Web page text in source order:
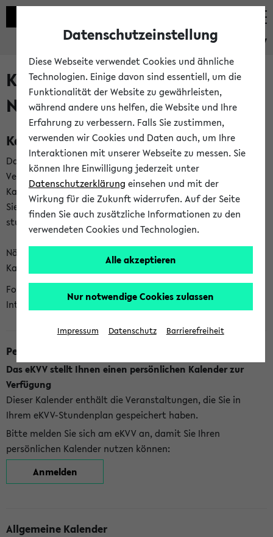
eKVV
Kalenderintegration und
Newsfeeds
Kalenderintegration
Das eKVV bietet Ihnen die Möglichkeit,
Veranstaltungstermine in eine Vielzahl von
Kalenderanwendungen einzubinden. Auf diese Weise können
Sie einen gemeinsamen Überblick über Ihre privaten und
studienbezogenen Termine erhalten.
Näheres zu Vorteilen und Funktionsweise der
Kalenderintegration können Sie auf unserer
Folgende Kalender bietet Ihnen das eKVV derzeit zur
Integration an:
Persönlicher Kalender
Das eKVV stellt Ihnen einen persönlichen Kalender zur
Verfügung
Dieser Kalender enthält die Veranstaltungen, die Sie in
Ihrem eKVV-Stundenplan gespeichert haben.
Bitte melden Sie sich am eKVV an, damit Sie Ihren
persönlichen Kalender nutzen können:
Anmelden
Allgemeine Kalender
Datenschutzeinstellung
Diese Webseite verwendet Cookies und ähnliche
Technologien. Einige davon sind essentiell, um die
Funktionalität der Website zu gewährleisten,
während andere uns helfen, die Website und Ihre
Erfahrung zu verbessern. Falls Sie zustimmen,
verwenden wir Cookies und Daten auch, um Ihre
Interaktionen mit unserer Webseite zu messen. Sie
können Ihre Einwilligung jederzeit unter
Datenschutzerklärung einsehen und mit der
Wirkung für die Zukunft widerrufen. Auf der Seite
finden Sie auch zusätzliche Informationen zu den
verwendeten Cookies und Technologien.
Alle akzeptieren
Nur notwendige Cookies zulassen
Impressum Datenschutz Barrierefreiheit